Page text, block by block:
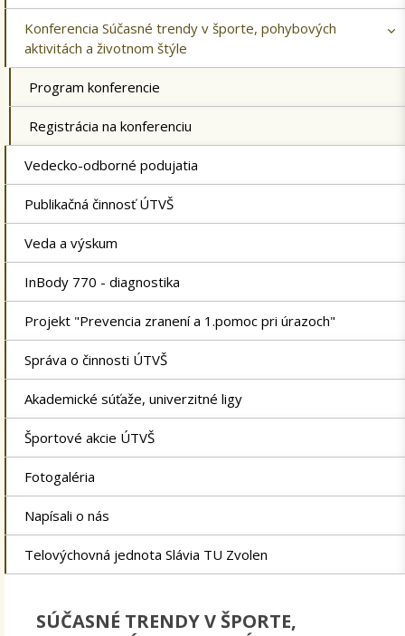
Konferencia Súčasné trendy v športe, pohybových
aktivitách a životnom štýle
Program konferencie
Registrácia na konferenciu
Vedecko-odborné podujatia
Publikačná činnosť ÚTVŠ
Veda a výskum
InBody 770 - diagnostika
Projekt "Prevencia zranení a 1.pomoc pri úrazoch"
Správa o činnosti ÚTVŠ
Akademické súťaže, univerzitné ligy
Športové akcie ÚTVŠ
Fotogaléria
Napísali o nás
Telovýchovná jednota Slávia TU Zvolen
SÚČASNÉ TRENDY V ŠPORTE,